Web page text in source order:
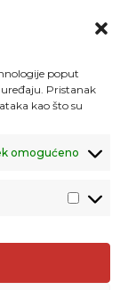
poput
Pristanak
kao što su
omogućeno